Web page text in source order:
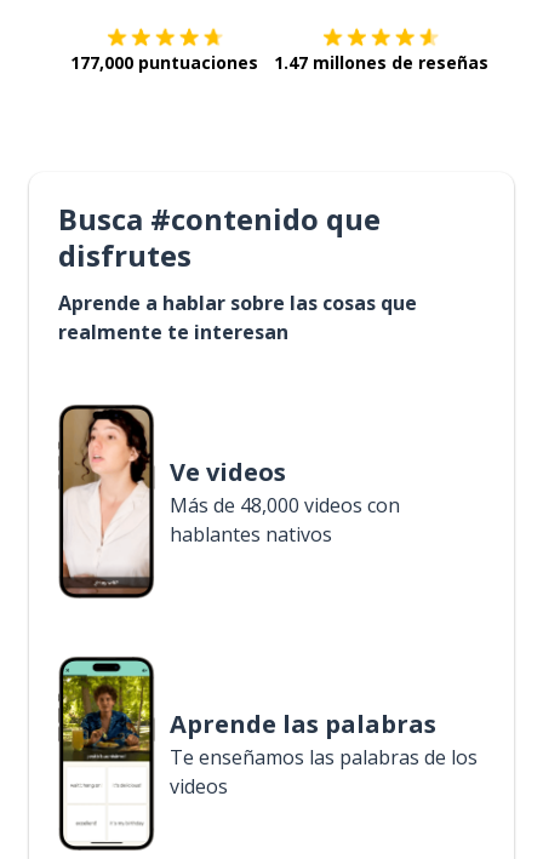
177,000 puntuaciones 1.47 millones de reseñas
Busca #contenido que
disfrutes
Aprende a hablar sobre las cosas que
realmente te interesan
Ve videos
Más de 48,000 videos con
hablantes nativos
Aprende las palabras
Te enseñamos las palabras de los
videos